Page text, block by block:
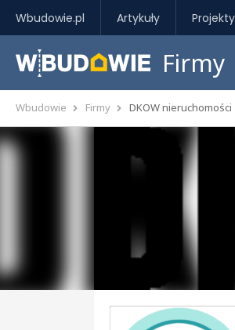
Wbudowie.pl Artykuły
Firmy
Wbudowie Firmy DKOW nieruchomości